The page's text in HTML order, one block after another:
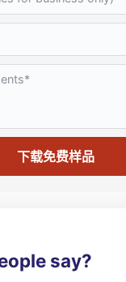
下载免费样品
say?